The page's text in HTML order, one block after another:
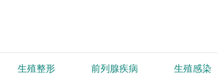
生殖整形 前列腺疾病 生殖感染